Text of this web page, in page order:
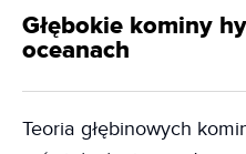
Głębokie kominy
oceanach
Teoria głębinowych